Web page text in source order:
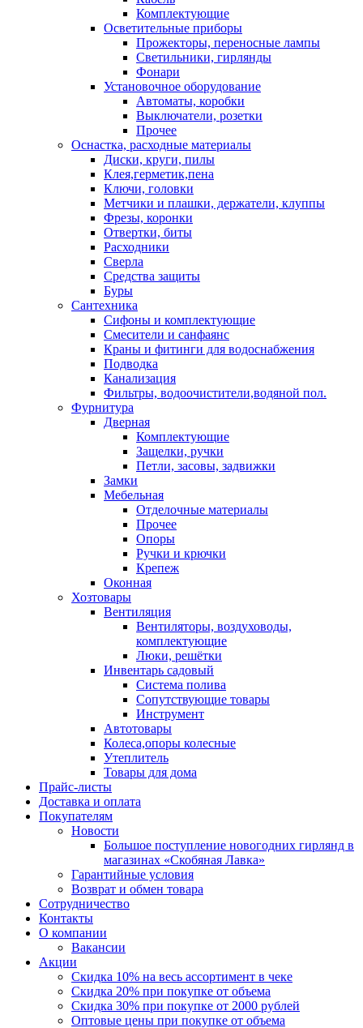
Комплектующие
Осветительные приборы
Прожекторы, переносные лампы
Светильники, гирлянды
Фонари
Установочное оборудование
Автоматы, коробки
Выключатели, розетки
Прочее
Оснастка, расходные материалы
Диски, круги, пилы
Клея,герметик,пена
Ключи, головки
Метчики и плашки, держатели, клуппы
Фрезы, коронки
Отвертки, биты
Расходники
Сверла
Средства защиты
Буры
Сантехника
Сифоны и комплектующие
Смесители и санфаянс
Краны и фитинги для водоснабжения
Подводка
Канализация
Фильтры, водоочистители,водяной пол.
Фурнитура
Дверная
Комплектующие
Защелки, ручки
Петли, засовы, задвижки
Замки
Мебельная
Отделочные материалы
Прочее
Опоры
Ручки и крючки
Крепеж
Оконная
Хозтовары
Вентиляция
Вентиляторы, воздуховоды,
комплектующие
Люки, решётки
Инвентарь садовый
Система полива
Сопутствующие товары
Инструмент
Автотовары
Колеса,опоры колесные
Утеплитель
Товары для дома
Прайс-листы
Доставка и оплата
Покупателям
Новости
Большое поступление новогодних гирлянд в
магазинах «Скобяная Лавка»
Гарантийные условия
Возврат и обмен товара
Сотрудничество
Контакты
О компании
Вакансии
Акции
Скидка 10% на весь ассортимент в чеке
Скидка 20% при покупке от объема
Скидка 30% при покупке от 2000 рублей
Оптовые цены при покупке от объема